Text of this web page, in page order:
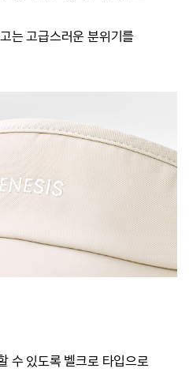
는 고급스러운 분위기를
수 있도록 벨크로 타입으로